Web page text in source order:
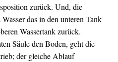
zurück. Und, die
das in den unteren Tank
Wassertank zurück.
Säule den Boden, geht die
der gleiche Ablauf